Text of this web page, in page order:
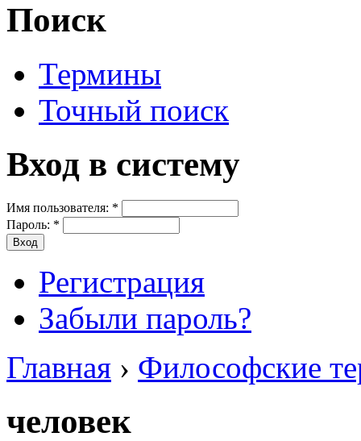
Поиск
Термины
Точный поиск
Вход в систему
Имя пользователя: *
Пароль: *
Регистрация
Забыли пароль?
Главная › Философские
человек